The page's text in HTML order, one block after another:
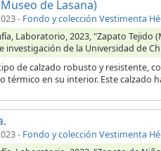
de Lasana)
- Fondo y colección Vestimenta
Laboratorio, 2023, "Zapato Tejido
investigación de la Universidad de
de calzado robusto y resistente,
térmico en su interior. Este calzado
- Fondo y colección Vestimenta